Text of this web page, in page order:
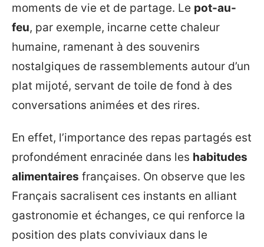
moments de vie et de partage. Le pot-au-
feu, par exemple, incarne cette chaleur
humaine, ramenant à des souvenirs
nostalgiques de rassemblements autour d’un
plat mijoté, servant de toile de fond à des
conversations animées et des rires.
En effet, l’importance des repas partagés est
profondément enracinée dans les habitudes
alimentaires françaises. On observe que les
Français sacralisent ces instants en alliant
gastronomie et échanges, ce qui renforce la
position des plats conviviaux dans le